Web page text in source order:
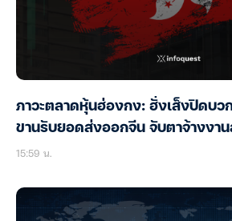
ภาวะตลาดหุ้นฮ่องกง: ฮั่งเส็งปิดบว
ขานรับยอดส่งออกจีน จับตาจ้างงา
15:59 น.